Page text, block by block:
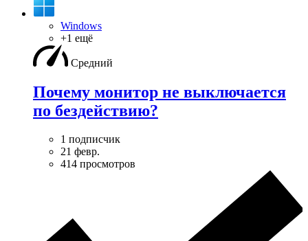
Windows
+1 ещё
Средний
Почему монитор не выключается
по бездействию?
1 подписчик
21 февр.
414 просмотров